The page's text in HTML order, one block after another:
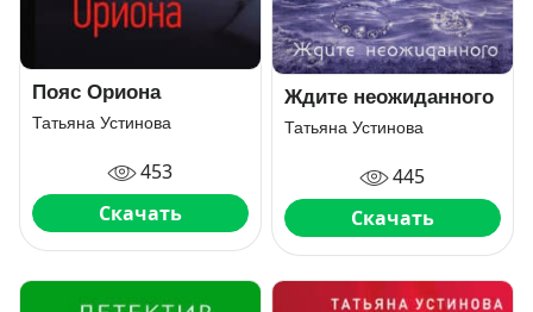
Пояс Ориона
Татьяна Устинова
453
Скачать
Ждите неожиданного
Татьяна Устинова
445
Скачать